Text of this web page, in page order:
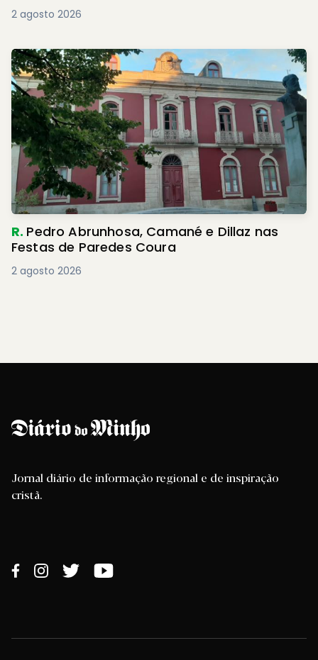
2 agosto 2026
R. Pedro Abrunhosa, Camané e Dillaz nas
Festas de Paredes Coura
2 agosto 2026
Jornal diário de informação regional e de inspiração
cristã.